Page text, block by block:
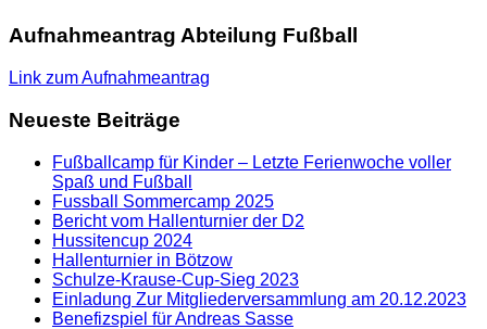
Aufnahmeantrag Abteilung Fußball
Link zum Aufnahmeantrag
Neueste Beiträge
Fußballcamp für Kinder – Letzte Ferienwoche voller
Spaß und Fußball
Fussball Sommercamp 2025
Bericht vom Hallenturnier der D2
Hussitencup 2024
Hallenturnier in Bötzow
Schulze-Krause-Cup-Sieg 2023
Einladung Zur Mitgliederversammlung am 20.12.2023
Benefizspiel für Andreas Sasse